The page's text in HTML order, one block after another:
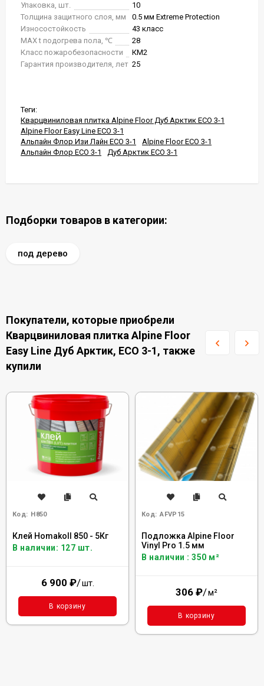
Упаковка, шт.
10
Толщина защитного слоя, мм
0.5 мм Extreme Protection
Износостойкость
43 класс
MAX t подогрева пола, ℃
28
Класс пожаробезопасности
КМ2
Гарантия производителя, лет 25
Теги:
Кварцвиниловая плитка Alpine Floor Дуб Арктик ЕСО 3-1
Alpine Floor Easy Line ЕСО 3-1
Альпайн Флор Изи Лайн ЕСО 3-1
Alpine Floor ЕСО 3-1
Альпайн Флор ЕСО 3-1
Дуб Арктик ЕСО 3-1
Подборки товаров в категории:
под дерево
Покупатели, которые приобрели
Кварцвиниловая плитка Alpine Floor
Easy Line Дуб Арктик, ЕСО 3-1, также
купили
Код: H850
Клей Homakoll 850 - 5Кг
В наличии: 127 шт.
6 900 ₽/шт.
В корзину
Код: AFVP15
Подложка Alpine Floor
Vinyl Pro 1.5 мм
В наличии : 350 м²
306 ₽/м²
В корзину